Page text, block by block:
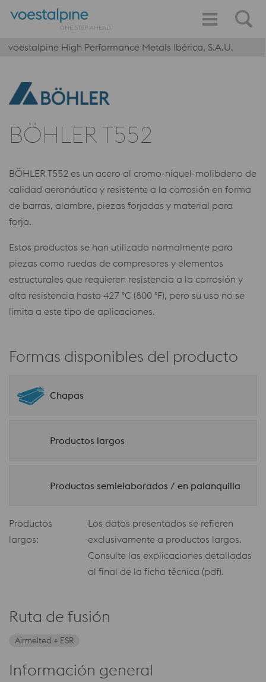
voestalpine High Performance Metals Ibérica, S.A.U.
BÖHLER T552
BÖHLER T552 es un acero al cromo-níquel-molibdeno de
calidad aeronáutica y resistente a la corrosión en forma
de barras, alambre, piezas forjadas y material para
forja.
Estos productos se han utilizado normalmente para
piezas como ruedas de compresores y elementos
estructurales que requieren resistencia a la corrosión y
alta resistencia hasta 427 °C (800 °F), pero su uso no se
limita a este tipo de aplicaciones.
Formas disponibles del producto
Chapas
Productos largos
Productos semielaborados / en palanquilla
Productos
largos:
Los datos presentados se refieren
exclusivamente a productos largos.
Consulte las explicaciones detalladas
al final de la ficha técnica (pdf).
Ruta de fusión
Airmelted + ESR
Información general